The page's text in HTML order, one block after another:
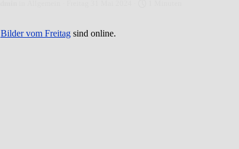
Bilder vom Freitagsind online.